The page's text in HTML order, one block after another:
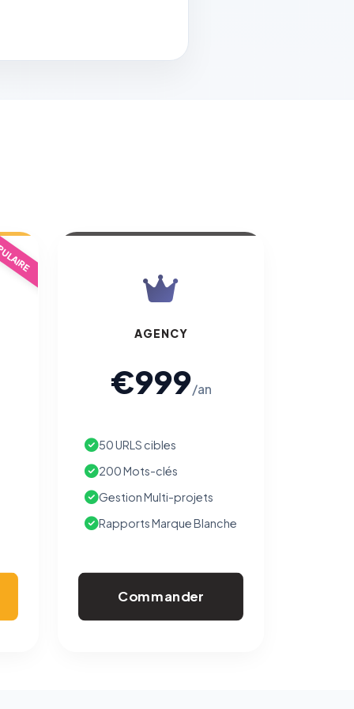
AGENCY
€999/an
50 URLS cibles
200 Mots-clés
Gestion Multi-projets
Rapports Marque Blanche
Commander